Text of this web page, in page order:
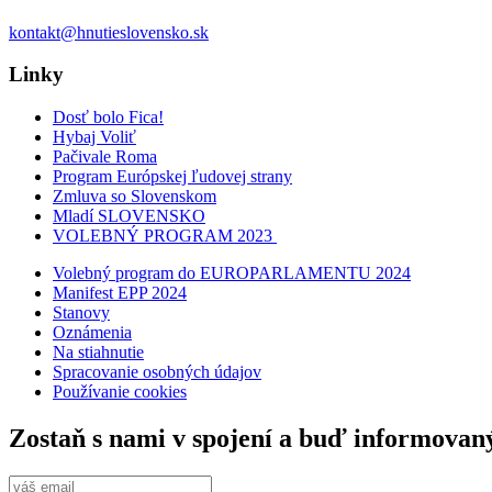
kontakt@hnutieslovensko.sk
Linky
Dosť bolo Fica!
Hybaj Voliť
Pačivale Roma
Program Európskej ľudovej strany
Zmluva so Slovenskom
Mladí SLOVENSKO
VOLEBNÝ PROGRAM 2023
Volebný program do EUROPARLAMENTU 2024
Manifest EPP 2024
Stanovy
Oznámenia
Na stiahnutie
Spracovanie osobných údajov
Používanie cookies
Zostaň s nami v spojení a buď